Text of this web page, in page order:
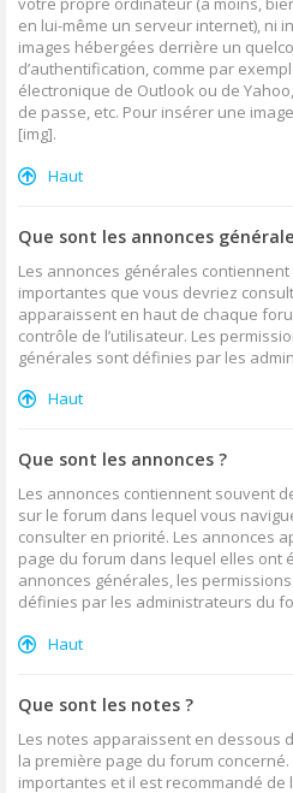
en lui-même un serveur internet), ni
images hébergées derrière un
d’authentification, comme par
électronique de Outlook ou de
de passe, etc. Pour insérer une
[img].
Haut
Que sont les annonces
Les annonces générales
importantes que vous devriez
apparaissent en haut de chaque
contrôle de l’utilisateur. Les
générales sont définies par les
Haut
Que sont les annonces ?
Les annonces contiennent souvent
sur le forum dans lequel vous
consulter en priorité. Les annonces
page du forum dans lequel elles ont
annonces générales, les
définies par les administrateurs du
Haut
Que sont les notes ?
Les notes apparaissent en dessous
la première page du forum
importantes et il est recommandé